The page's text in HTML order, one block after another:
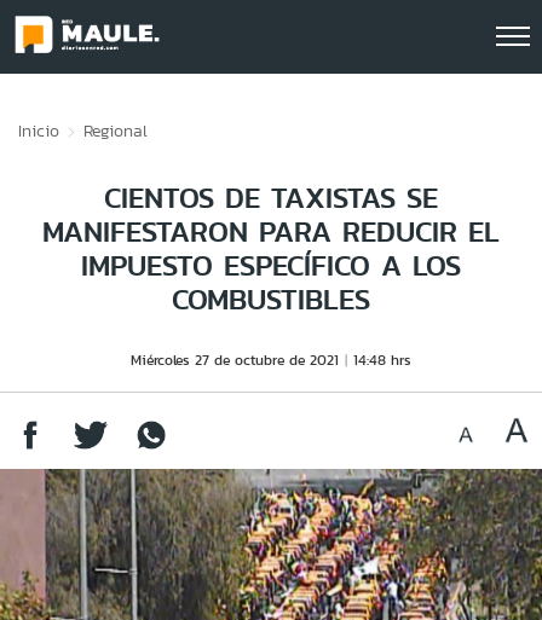
Inicio Regional
CIENTOS DE TAXISTAS SE
MANIFESTARON PARA REDUCIR EL
IMPUESTO ESPECÍFICO A LOS
COMBUSTIBLES
Miércoles 27 de octubre de 2021 14:48 hrs